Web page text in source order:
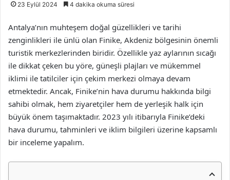
23 Eylül 2024 4 dakika okuma süresi
Antalya’nın muhteşem doğal güzellikleri ve tarihi
zenginlikleri ile ünlü olan Finike, Akdeniz bölgesinin önemli
turistik merkezlerinden biridir. Özellikle yaz aylarının sıcağı
ile dikkat çeken bu yöre, güneşli plajları ve mükemmel
iklimi ile tatilciler için çekim merkezi olmaya devam
etmektedir. Ancak, Finike’nin hava durumu hakkında bilgi
sahibi olmak, hem ziyaretçiler hem de yerleşik halk için
büyük önem taşımaktadır. 2023 yılı itibarıyla Finike’deki
hava durumu, tahminleri ve iklim bilgileri üzerine kapsamlı
bir inceleme yapalım.